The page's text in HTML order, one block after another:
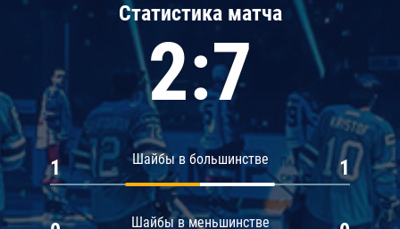
Статистика матча
2:7
Шайбы в большинстве
1 1
Шайбы в меньшинстве